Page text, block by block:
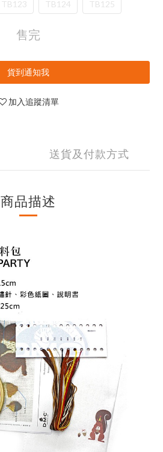
TB123 TB124 TB125
售完
貨到通知我
加入追蹤清單
送貨及付款方式
商品描述